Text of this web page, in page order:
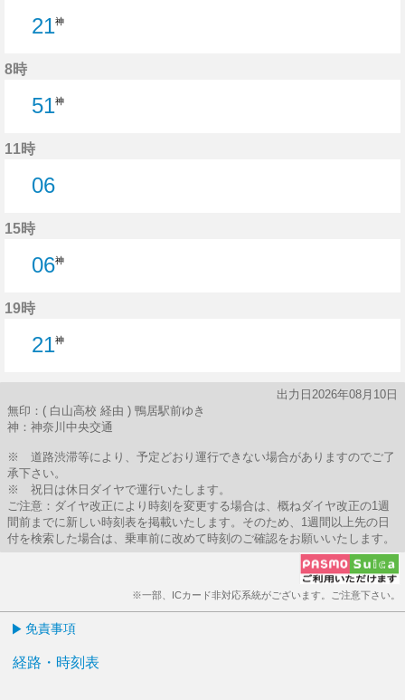
21神
8時
51神
11時
06
15時
06神
19時
21神
出力日2026年08月10日
無印：( 白山高校 経由 ) 鴨居駅前ゆき
神：神奈川中央交通
※ 道路渋滞等により、予定どおり運行できない場合がありますのでご了
承下さい。
※ 祝日は休日ダイヤで運行いたします。
ご注意：ダイヤ改正により時刻を変更する場合は、概ねダイヤ改正の1週
間前までに新しい時刻表を掲載いたします。そのため、1週間以上先の日
付を検索した場合は、乗車前に改めて時刻のご確認をお願いいたします。
※一部、ICカード非対応系統がございます。ご注意下さい。
免責事項
経路・時刻表